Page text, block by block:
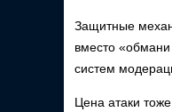
Защитные
вместо
систем
Цена атаки